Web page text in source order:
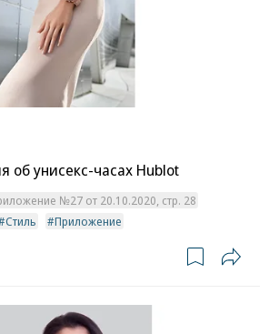
об унисекс-часах Hublot
№27 от 20.10.2020, стр. 28
Стиль Приложение